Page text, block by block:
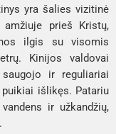
yra šalies vizitinė
prieš Kristų,
ilgis su visomis
Kinijos valdovai
ir reguliariai
išlikęs. Patariu
ir užkandžių,